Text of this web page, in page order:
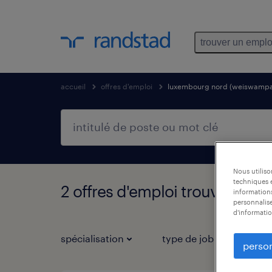
trouver un
accueil offres d'emploi luxembourg nord
2 offres d'emploi trouvées à
spécialisation type de job
Nous
techniques